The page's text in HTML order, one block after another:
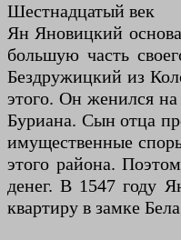
Шестнадцатый век
Ян Яновицкий
большую часть
Бездружицкий из
этого. Он женился
Буриана. Сын отца
имущественные
этого района.
денег. В 1547 году
квартиру в замке